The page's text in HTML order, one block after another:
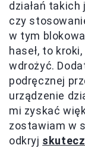
działań
czy
w tym
haseł, to
wdrożyć.
podręcznej
urządzenie
mi zyskać
zostawiam w
odkryj